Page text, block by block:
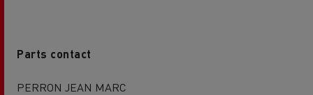
Parts contact
PERRON JEAN MARC